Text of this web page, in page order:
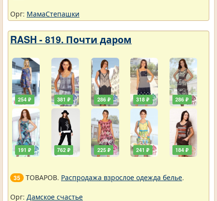
Орг: МамаСтепашки
RASH - 819. Почти даром
254 ₽
191 ₽
381 ₽
762 ₽
286 ₽
225 ₽
318 ₽
241 ₽
286 ₽
184 ₽
35 ТОВАРОВ. Распродажа взрослое одежда белье.
Орг: Дамское счастье